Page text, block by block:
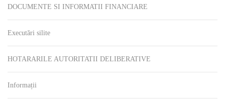
DOCUMENTE SI INFORMATII FINANCIARE
Executări silite
HOTARARILE AUTORITATII DELIBERATIVE
Informații